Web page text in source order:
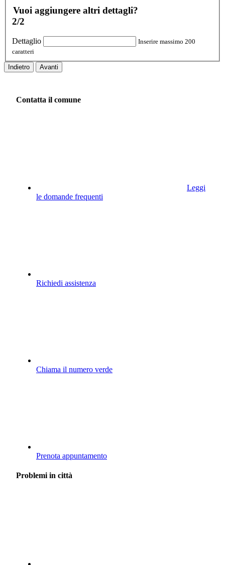
Vuoi aggiungere altri dettagli?
2/2
Dettaglio
Inserire massimo 200
caratteri
Indietro Avanti
Contatta il comune
Leggi
le domande frequenti
Richiedi assistenza
Chiama il numero verde
Prenota appuntamento
Problemi in città